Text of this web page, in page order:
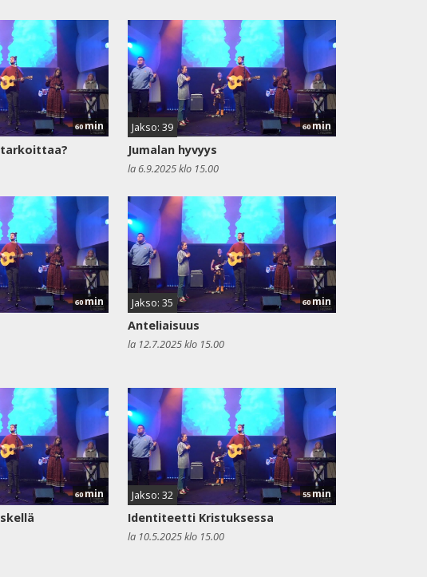
60min Jakso: 39 60min
Jumalan hyvyys
la 6.9.2025 klo 15.00
60min Jakso: 35 60min
Anteliaisuus
la 12.7.2025 klo 15.00
60min Jakso: 32 55min
Identiteetti Kristuksessa
la 10.5.2025 klo 15.00